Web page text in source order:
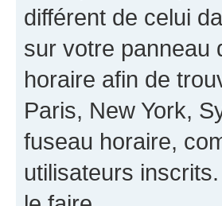
différent de celui
sur votre panneau
horaire afin de
Paris, New York,
fuseau horaire,
utilisateurs